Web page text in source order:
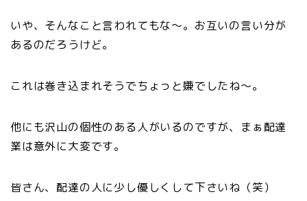
いや、そんなこと言われてもな〜。お互いの言い分が
あるのだろうけど。
これは巻き込まれそうでちょっと嫌でしたね〜。
他にも沢山の個性のある人がいるのですが、まぁ配達
業は意外に大変です。
皆さん、配達の人に少し優しくして下さいね（笑）